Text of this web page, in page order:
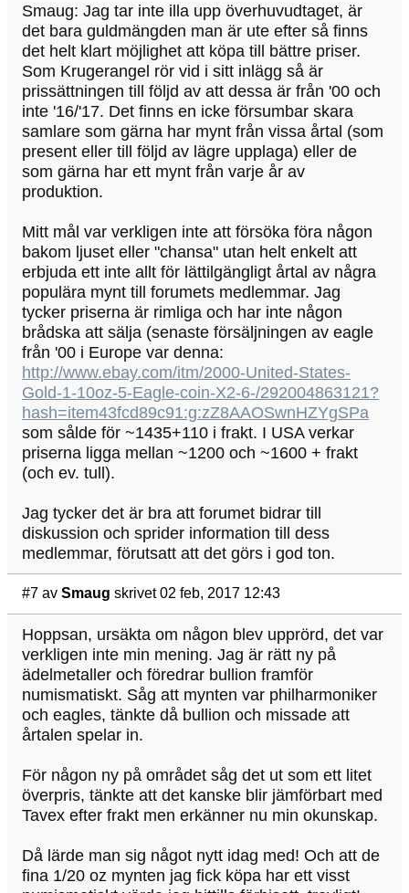
Smaug: Jag tar inte illa upp överhuvudtaget, är
det bara guldmängden man är ute efter så finns
det helt klart möjlighet att köpa till bättre priser.
Som Krugerangel rör vid i sitt inlägg så är
prissättningen till följd av att dessa är från '00 och
inte '16/'17. Det finns en icke försumbar skara
samlare som gärna har mynt från vissa årtal (som
present eller till följd av lägre upplaga) eller de
som gärna har ett mynt från varje år av
produktion.
Mitt mål var verkligen inte att försöka föra någon
bakom ljuset eller "chansa" utan helt enkelt att
erbjuda ett inte allt för lättilgängligt årtal av några
populära mynt till forumets medlemmar. Jag
tycker priserna är rimliga och har inte någon
brådska att sälja (senaste försäljningen av eagle
från '00 i Europe var denna:
http://www.ebay.com/itm/2000-United-States-
Gold-1-10oz-5-Eagle-coin-X2-6-/292004863121?
hash=item43fcd89c91:g:zZ8AAOSwnHZYgSPa
som sålde för ~1435+110 i frakt. I USA verkar
priserna ligga mellan ~1200 och ~1600 + frakt
(och ev. tull).
Jag tycker det är bra att forumet bidrar till
diskussion och sprider information till dess
medlemmar, förutsatt att det görs i god ton.
#7 av Smaug skrivet 02 feb, 2017 12:43
Hoppsan, ursäkta om någon blev upprörd, det var
verkligen inte min mening. Jag är rätt ny på
ädelmetaller och föredrar bullion framför
numismatiskt. Såg att mynten var philharmoniker
och eagles, tänkte då bullion och missade att
årtalen spelar in.
För någon ny på området såg det ut som ett litet
överpris, tänkte att det kanske blir jämförbart med
Tavex efter frakt men erkänner nu min okunskap.
Då lärde man sig något nytt idag med! Och att de
fina 1/20 oz mynten jag fick köpa har ett visst